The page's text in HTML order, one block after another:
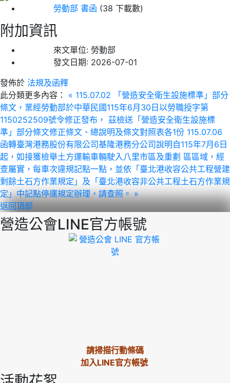
勞動部 書函 (38 下載數)
附加資訊
來文單位: 勞動部
發文日期: 2026-07-01
發佈於 法規及函釋
此分類更多內容：
« 115.07.02 「營造安全衛生設施標準」部分
條文，業經勞動部於中華民國115年6月30日以勞職授字第
1150252509號令修正發布， 茲檢送「營造安全衛生設施標
準」部分條文修正條文、總說明及條文對照表各1份 115.07.06
函轉臺灣港務股份有限公司基隆港務分公司說明自115年7月6日
起，如接獲檢舉土方運輸車輛駛入八里市區及重劃 區區域，經
查屬實，每車次違規記點一點，並依「臺北港收容公共工程營建
剩餘土石方作業規定」及「臺北港收容非公共工程土石方作業規
定」中記點停運規定辦理，請查照。 »
返回頂部
營造公會LINE官方帳號
請掃描行動條碼
加入LINE官方帳號